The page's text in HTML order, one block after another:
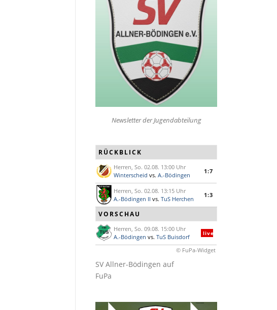
Newsletter der Jugendabteilung
RÜCKBLICK
Herren, So. 02.08. 13:00 Uhr
Winterscheid vs. A.-Bödingen
1:7
Herren, So. 02.08. 13:15 Uhr
A.-Bödingen II vs. TuS Herchen
1:3
VORSCHAU
Herren, So. 09.08. 15:00 Uhr
A.-Bödingen vs. TuS Buisdorf live
© FuPa-Widget
SV Allner-Bödingen auf
FuPa